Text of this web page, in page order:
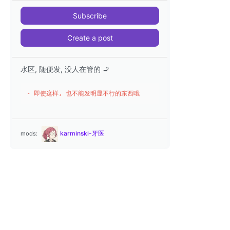
Subscribe
Create a post
水区, 随便发, 没人在管的 🚬
- 即使这样, 也不能发明显不行的东西哦
mods: karminski-牙医